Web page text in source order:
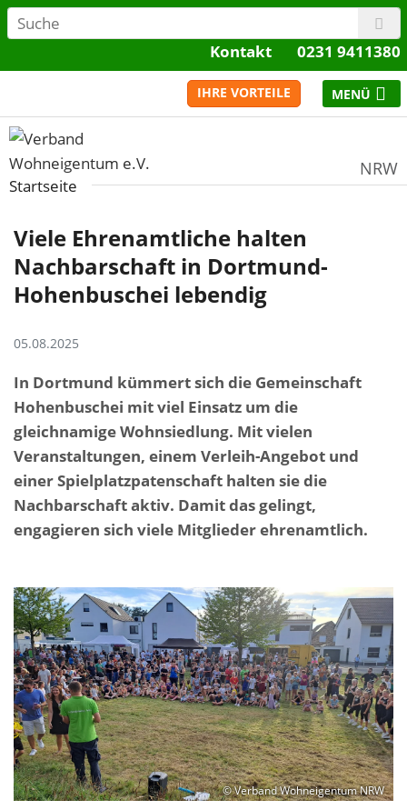
Kontakt 0231 9411380
IHRE VORTEILE
NRW
Startseite
Viele Ehrenamtliche halten
Nachbarschaft in Dortmund-
Hohenbuschei lebendig
05.08.2025
In Dortmund kümmert sich die Gemeinschaft
Hohenbuschei mit viel Einsatz um die
gleichnamige Wohnsiedlung. Mit vielen
Veranstaltungen, einem Verleih-Angebot und
einer Spielplatzpatenschaft halten sie die
Nachbarschaft aktiv. Damit das gelingt,
engagieren sich viele Mitglieder ehrenamtlich.
© Verband Wohneigentum NRW